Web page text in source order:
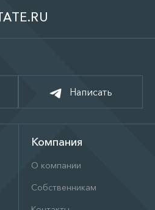
Написать
Компания
О компании
Собственникам